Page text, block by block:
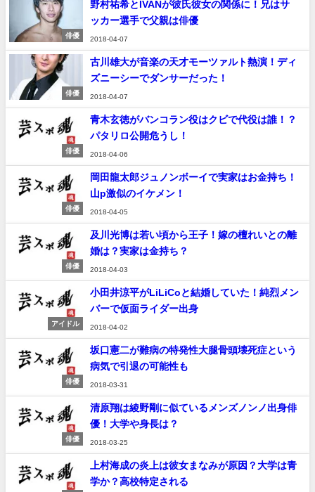
俳優
野村祐希とIVANが彼氏彼女の関係に！兄はサ
ッカー選手で父親は俳優
2018-04-07
俳優
古川雄大が音楽の天才モーツァルト熱演！ディ
ズニーシーでダンサーだった！
2018-04-07
俳優
青木玄徳がバンコラン役はクビで代役は誰！？
パタリロ公開危うし！
2018-04-06
俳優
岡田龍太郎ジュノンボーイで実家はお金持ち！
山p激似のイケメン！
2018-04-05
俳優
及川光博は若い頃から王子！嫁の檀れいとの離
婚は？実家は金持ち？
2018-04-03
アイドル
小田井涼平がLiLiCoと結婚していた！純烈メン
バーで仮面ライダー出身
2018-04-02
俳優
坂口憲二が難病の特発性大腿骨頭壊死症という
病気で引退の可能性も
2018-03-31
俳優
清原翔は綾野剛に似ているメンズノンノ出身俳
優！大学や身長は？
2018-03-25
上村海成の炎上は彼女まなみが原因？大学は青
学か？高校特定される